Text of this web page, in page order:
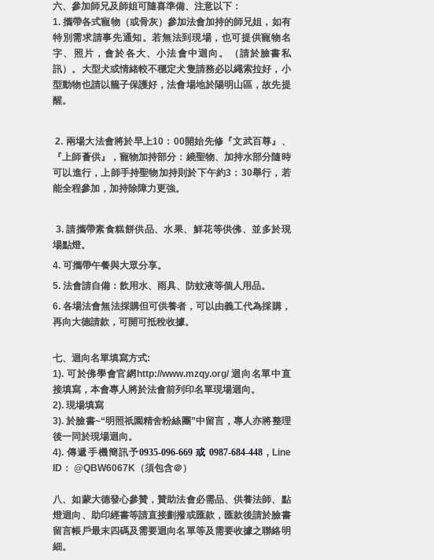
六、參加師兄及師姐可隨喜準備、注意以下：
1.攜帶各式寵物（或骨灰）參加法會加持的師兄姐，如有
特別需求請事先通知。若無法到現場，也可提供寵物名
字、照片，會於各大、小法會中迴向。（請於臉書私
訊）。大型犬或情緒較不穩定犬隻請務必以繩索拉好，小
型動物也請以籠子保護好，法會場地於陽明山區，故先提
醒。
2. 兩場大法會將於早上10 ： 00開始先修『文武百尊』、
『上師薈供』，寵物加持部分：繞聖物、加持水部分隨時
可以進行，上師手持聖物加持則於下午約3 ： 30舉行，若
能全程參加，加持除障力更強。
3.請攜帶素食糕餅供品、水果、鮮花等供佛、並多於現
場點燈。
4.可攜帶午餐與大眾分享。
5.法會請自備：飲用水、雨具、防蚊液等個人用品。
6.各場法會無法採購但可供養者，可以由義工代為採購，
再向大德請款，可開可抵稅收據。
七、迴向名單填寫方式:
1). 可於佛學會官網 http://www.mzqy.org/迴向名單中直
接填寫，本會專人將於法會前列印名單現場迴向。
2).現場填寫
3).於臉書~“明照祇園精舍粉絲團”中留言，專人亦將整理
後一同於現場迴向。
4).傳遞手機簡訊予0935-096-669或 0987-684-448 , Line
ID ： @QBW6067K （須包含＠）
八、如蒙大德發心參贊，贊助法會必需品、供養法師、點
燈迴向、助印經書等請直接劃撥或匯款，匯款後請於臉書
留言帳戶最末四碼及需要迴向名單等及需要收據之聯絡明
細。